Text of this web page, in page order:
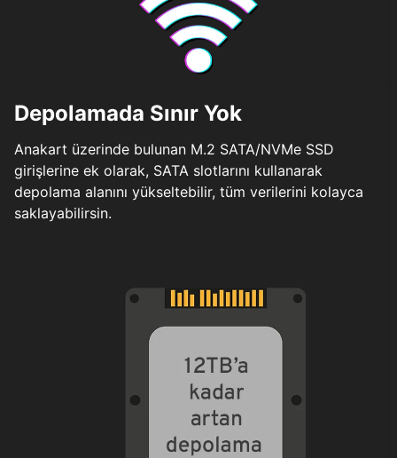
Depolamada Sınır Yok
Anakart üzerinde bulunan M.2 SATA/NVMe SSD
girişlerine ek olarak, SATA slotlarını kullanarak
depolama alanını yükseltebilir, tüm verilerini kolayca
saklayabilirsin.